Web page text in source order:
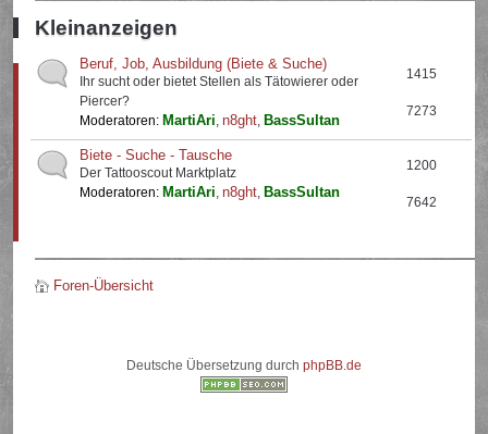
Kleinanzeigen
Beruf, Job, Ausbildung (Biete & Suche)
Ihr sucht oder bietet Stellen als Tätowierer oder
Piercer?
Moderatoren: MartiAri,n8ght, BassSultan
1415
7273
Biete - Suche - Tausche
Der Tattooscout Marktplatz
Moderatoren: MartiAri,n8ght, BassSultan
1200
7642
Foren-Übersicht
Deutsche Übersetzung durch phpBB.de